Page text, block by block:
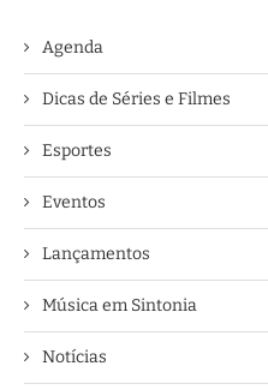
Agenda
Dicas de Séries e Filmes
Esportes
Eventos
Lançamentos
Música em Sintonia
Notícias